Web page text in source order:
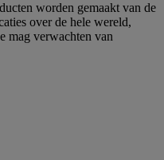
worden gemaakt van de
over de hele wereld,
mag verwachten van